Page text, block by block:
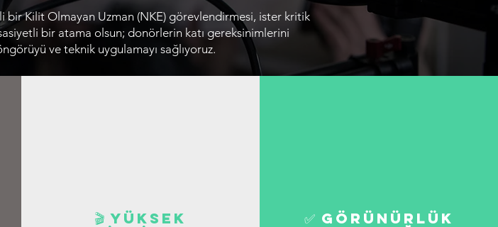
Kilit Olmayan Uzman (NKE) görevlendirmesi, ister kritik
bir atama olsun; donörlerin katı gereksinimlerini
ve teknik uygulamayı sağlıyoruz.
🎬 Yüksek
✅ Görünürlük